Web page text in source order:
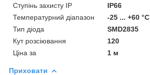
Ступінь захисту IP
IP66
Температурний діапазон
-25 ... +60 °C
Тип діода
SMD2835
Кут розсіювання
120
Ціна за
1 м
Приховати